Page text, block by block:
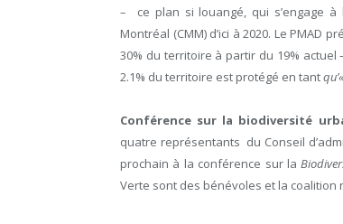
– ce plan si louangé, qui s’engage
Montréal (CMM) d’ici à 2020. Le
30% du territoire à partir du 19% actuel
2.1% du territoire est protégé en tant
Conférence sur la biodiversité
quatre représentants du Conseil
prochain à la conférence sur la
Verte sont des bénévoles et la